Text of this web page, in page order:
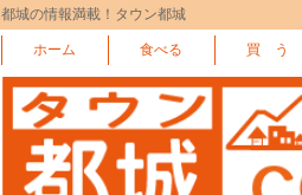
都城の情報満載！タウン都城
ホーム 食べる 買 う